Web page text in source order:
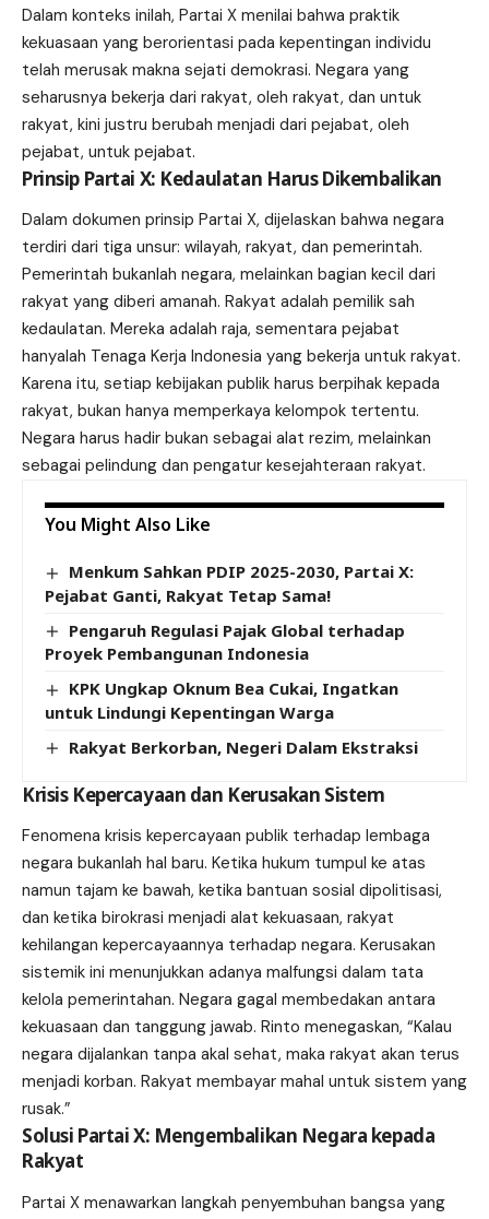
Dalam konteks inilah, Partai X menilai bahwa praktik
kekuasaan yang berorientasi pada kepentingan individu
telah merusak makna sejati demokrasi. Negara yang
seharusnya bekerja dari rakyat, oleh rakyat, dan untuk
rakyat, kini justru berubah menjadi dari pejabat, oleh
pejabat, untuk pejabat.
Prinsip Partai X: Kedaulatan Harus Dikembalikan
Dalam dokumen prinsip Partai X, dijelaskan bahwa negara
terdiri dari tiga unsur: wilayah, rakyat, dan pemerintah.
Pemerintah bukanlah negara, melainkan bagian kecil dari
rakyat yang diberi amanah. Rakyat adalah pemilik sah
kedaulatan. Mereka adalah raja, sementara pejabat
hanyalah Tenaga Kerja Indonesia yang bekerja untuk rakyat.
Karena itu, setiap kebijakan publik harus berpihak kepada
rakyat, bukan hanya memperkaya kelompok tertentu.
Negara harus hadir bukan sebagai alat rezim, melainkan
sebagai pelindung dan pengatur kesejahteraan rakyat.
You Might Also Like
Menkum Sahkan PDIP 2025-2030, Partai X:
Pejabat Ganti, Rakyat Tetap Sama!
Pengaruh Regulasi Pajak Global terhadap
Proyek Pembangunan Indonesia
KPK Ungkap Oknum Bea Cukai, Ingatkan
untuk Lindungi Kepentingan Warga
Rakyat Berkorban, Negeri Dalam Ekstraksi
Krisis Kepercayaan dan Kerusakan Sistem
Fenomena krisis kepercayaan publik terhadap lembaga
negara bukanlah hal baru. Ketika hukum tumpul ke atas
namun tajam ke bawah, ketika bantuan sosial dipolitisasi,
dan ketika birokrasi menjadi alat kekuasaan, rakyat
kehilangan kepercayaannya terhadap negara. Kerusakan
sistemik ini menunjukkan adanya malfungsi dalam tata
kelola pemerintahan. Negara gagal membedakan antara
kekuasaan dan tanggung jawab. Rinto menegaskan, “Kalau
negara dijalankan tanpa akal sehat, maka rakyat akan terus
menjadi korban. Rakyat membayar mahal untuk sistem yang
rusak.”
Solusi Partai X: Mengembalikan Negara kepada
Rakyat
Partai X menawarkan langkah penyembuhan bangsa yang